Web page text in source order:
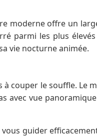
moderne offre un
parmi les plus
vie nocturne animée.
couper le souffle. Le
avec vue
guider